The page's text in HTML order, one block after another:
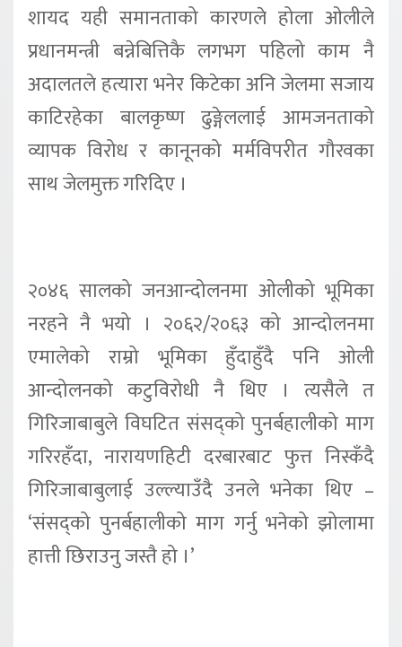
शायद यही समानताको कारणले होला ओलीले
प्रधानमन्त्री बन्नेबित्तिकै लगभग पहिलो काम नै
अदालतले हत्यारा भनेर किटेका अनि जेलमा सजाय
काटिरहेका बालकृष्ण ढुङ्गेललाई आमजनताको
व्यापक विरोध र कानूनको मर्मविपरीत गौरवका
साथ जेलमुक्त गरिदिए ।
२०४६ सालको जनआन्दोलनमा ओलीको भूमिका
नरहने नै भयो । २०६२/२०६३ को आन्दोलनमा
एमालेको राम्रो भूमिका हुँदाहुँदै पनि ओली
आन्दोलनको कटुविरोधी नै थिए । त्यसैले त
गिरिजाबाबुले विघटित संसद्को पुनर्बहालीको माग
गरिरहँदा, नारायणहिटी दरबारबाट फुत्त निस्कँदै
गिरिजाबाबुलाई उल्ल्याउँदै उनले भनेका थिए –
‘संसद्को पुनर्बहालीको माग गर्नु भनेको झोलामा
हात्ती छिराउनु जस्तै हो ।’